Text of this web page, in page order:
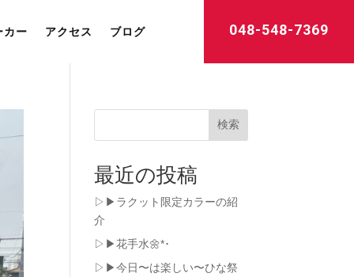
カー アクセス ブログ 048-548-7369
検索
最近の投稿
▷▶ラクット限定カラーの紹
介
▷▶︎花手水🌼*･
▷▶︎今日〜は楽しい〜ひな祭